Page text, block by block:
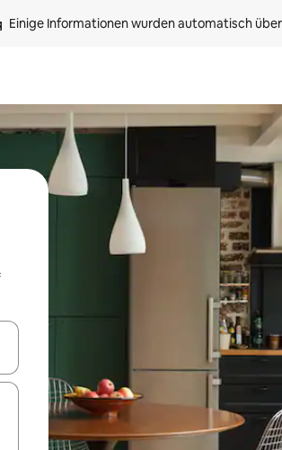
Einige Informationen wurden automatisch
Pfeiltasten nach oben und unten oder